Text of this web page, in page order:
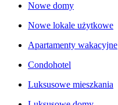
Nowe domy
Nowe lokale użytkowe
Apartamenty wakacyjne
Condohotel
Luksusowe mieszkania